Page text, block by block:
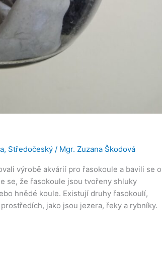
, Středočeský / Mgr. Zuzana Škodová
výrobě akvárií pro řasokoule a bavili se o
se, že řasokoule jsou tvořeny shluky
hnědé koule. Existují druhy řasokoulí,
jako jsou jezera, řeky a rybníky.